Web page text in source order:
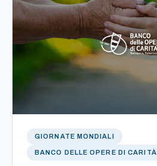
GIORNATE MONDIALI
BANCO DELLE OPERE DI CARITÀ